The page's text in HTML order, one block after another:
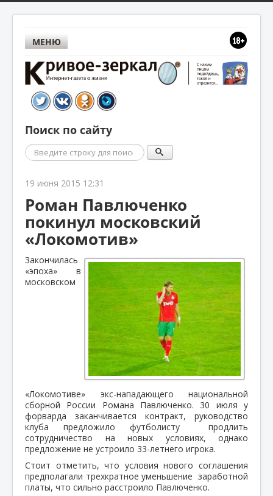
МЕНЮ
Поиск по сайту
Поиск
19 июня 2015 12:31
Роман Павлюченко
покинул московский
«Локомотив»
Закончилась
«эпоха» в
московском
«Локомотиве» экс-нападающего национальной
сборной России Романа Павлюченко. 30 июля у
форварда заканчивается контракт, руководство
клуба предложило футболисту продлить
сотрудничество на новых условиях, однако
предложение не устроило 33-летнего игрока.
Стоит отметить, что условия нового соглашения
предполагали трехкратное уменьшение заработной
платы, что сильно расстроило Павлюченко.